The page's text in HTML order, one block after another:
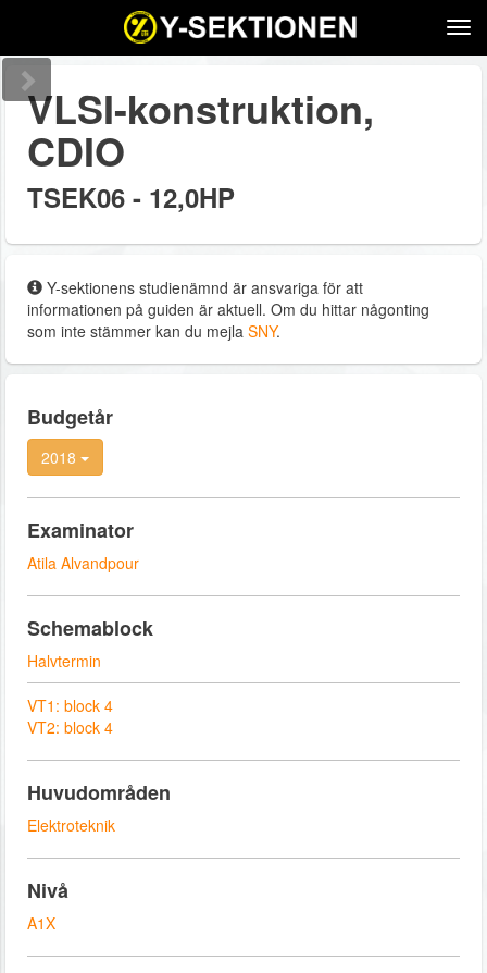
VLSI-konstruktion,
CDIO
TSEK06 - 12,0HP
Y-sektionens studienämnd är ansvariga för att
informationen på guiden är aktuell. Om du hittar någonting
som inte stämmer kan du mejla SNY.
Budgetår
2018
Examinator
Atila Alvandpour
Schemablock
Halvtermin
VT1: block 4
VT2: block 4
Huvudområden
Elektroteknik
Nivå
A1X